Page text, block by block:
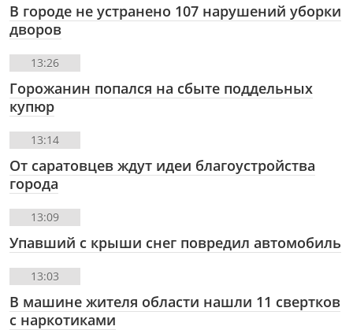
В городе не устранено 107 нарушений уборки
дворов
13:26
Горожанин попался на сбыте поддельных
купюр
13:14
От саратовцев ждут идеи благоустройства
города
13:09
Упавший с крыши снег повредил автомобиль
13:03
В машине жителя области нашли 11 свертков
с наркотиками